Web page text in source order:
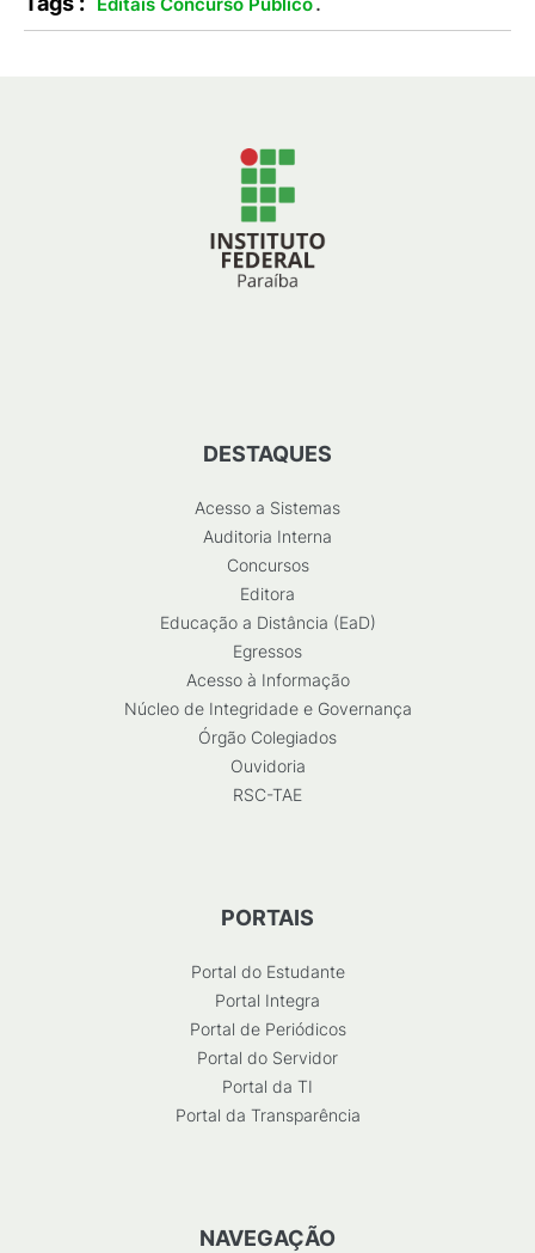
DESTAQUES
Acesso a Sistemas
Auditoria Interna
Concursos
Editora
Educação a Distância (EaD)
Egressos
Acesso à Informação
Núcleo de Integridade e Governança
Órgão Colegiados
Ouvidoria
RSC-TAE
PORTAIS
Portal do Estudante
Portal Integra
Portal de Periódicos
Portal do Servidor
Portal da TI
Portal da Transparência
NAVEGAÇÃO